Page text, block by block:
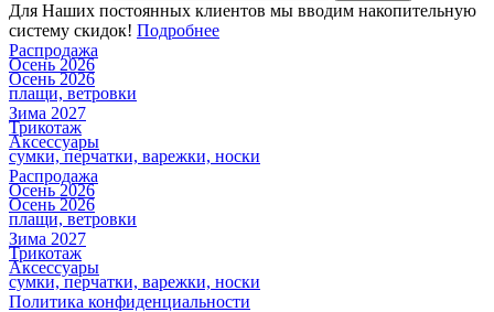
Для Наших постоянных клиентов мы вводим накопительную
систему скидок! Подробнее
Распродажа
Осень 2026
Осень 2026
плащи, ветровки
Зима 2027
Трикотаж
Аксессуары
сумки, перчатки, варежки, носки
Распродажа
Осень 2026
Осень 2026
плащи, ветровки
Зима 2027
Трикотаж
Аксессуары
сумки, перчатки, варежки, носки
Политика конфиденциальности